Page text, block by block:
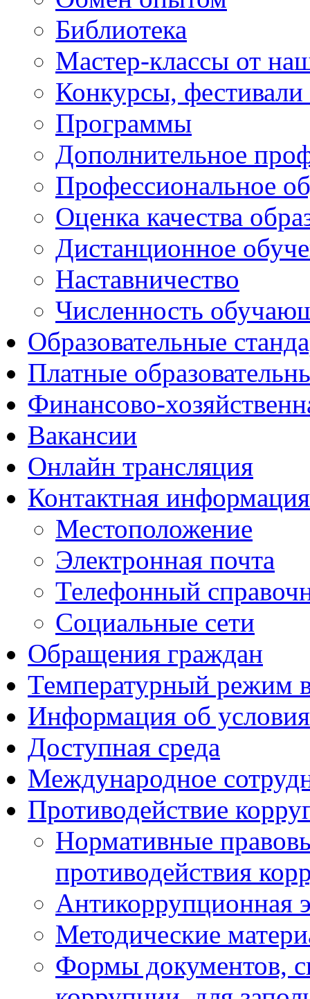
Библиотека
Мастер-классы от
Конкурсы,
Программы
Дополнительное
Профессиональное
Оценка качества
Дистанционное
Наставничество
Численность
Образовательные
Платные
Финансово-
Вакансии
Онлайн трансляция
Контактная информация
Местоположение
Электронная почта
Телефонный
Социальные сети
Обращения граждан
Температурный режим
Информация об
Доступная среда
Международное
Противодействие
Нормативные
противодействия
Антикоррупционная
Методические
Формы документов,